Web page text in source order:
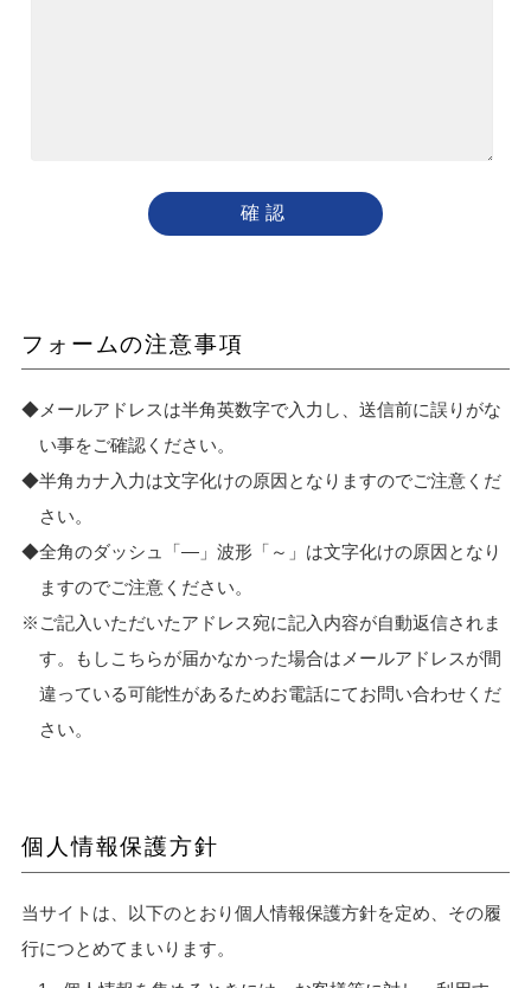
フォームの注意事項
メールアドレスは半角英数字で入力し、送信前に誤りがな
い事をご確認ください。
半角カナ入力は文字化けの原因となりますのでご注意くだ
さい。
全角のダッシュ「―」波形「～」は文字化けの原因となり
ますのでご注意ください。
ご記入いただいたアドレス宛に記入内容が自動返信されま
す。もしこちらが届かなかった場合はメールアドレスが間
違っている可能性があるためお電話にてお問い合わせくだ
さい。
個人情報保護方針
当サイトは、以下のとおり個人情報保護方針を定め、その履
行につとめてまいります。